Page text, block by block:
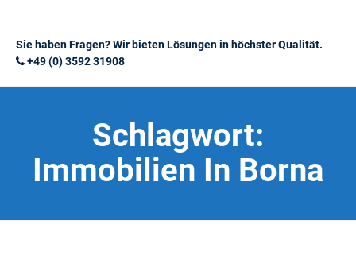
Sie haben Fragen? Wir bieten Lösungen in höchster Qualität.
+49 (0) 3592 31908
Schlagwort:
Immobilien In Borna